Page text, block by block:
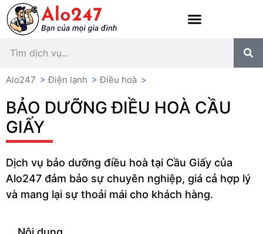
Alo247 >Điện lạnh >Điều hoà >
BẢO DƯỠNG ĐIỀU HOÀ CẦU
GIẤY
Dịch vụ bảo dưỡng điều hoà tại Cầu Giấy của
Alo247 đảm bảo sự chuyên nghiệp, giá cả hợp lý
và mang lại sự thoải mái cho khách hàng.